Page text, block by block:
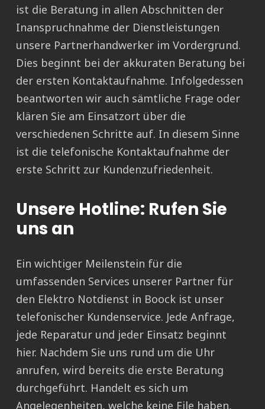
ist die Beratung in allen Abschnitten der
Inanspruchnahme der Dienstleistungen
unsere Partnerhandwerker im Vordergrund.
Dies beginnt bei der akkuraten Beratung bei
der ersten Kontaktaufnahme. Infolgedessen
beantworten wir auch sämtliche Frage oder
klären Sie am Einsatzort über die
verschiedenen Schritte auf. In diesem Sinne
ist die telefonische Kontaktaufnahme der
erste Schritt zur Kundenzufriedenheit.
Unsere Hotline: Rufen Sie
uns an
Ein wichtiger Meilenstein für die
umfassenden Services unserer Partner für
den Elektro Notdienst in Boock ist unser
telefonischer Kundenservice. Jede Anfrage,
jede Reparatur und jeder Einsatz beginnt
hier. Nachdem Sie uns rund um die Uhr
anrufen, wird bereits die erste Beratung
durchgeführt. Handelt es sich um
Angelegenheiten, welche keine Eile haben,